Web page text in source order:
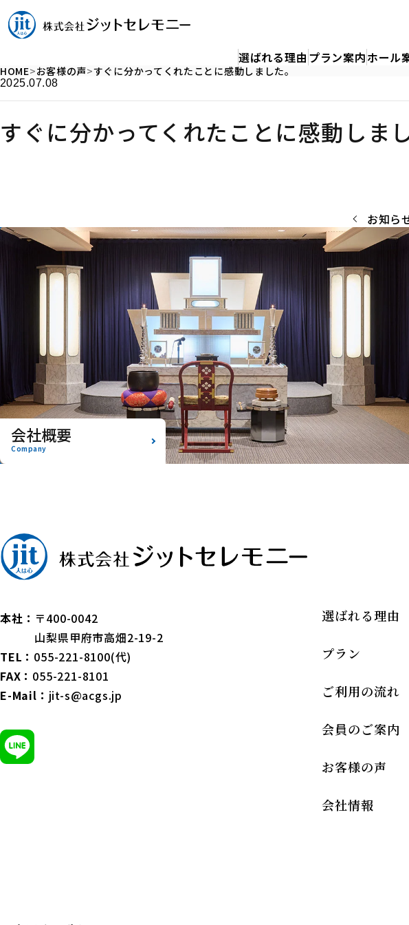
選ばれる理由 プラン案内ホール
HOME お客様の声 すぐに分かってくれたことに感動しました。
2025.07.08
すぐに分かってくれたことに感動しまし
お知ら
会社概要
Company
本社： 〒400-0042
山梨県甲府市高畑2-19-2
TEL： 055-221-8100(代)
FAX： 055-221-8101
E-Mail： jit-s@acgs.jp
選ばれる理由
プラン
ご利用の流れ
会員のご案内
お客様の声
会社情報